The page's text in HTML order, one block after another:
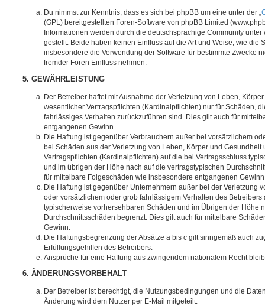
Du nimmst zur Kenntnis, dass es sich bei phpBB um eine unter der „
(GPL) bereitgestellten Foren-Software von phpBB Limited
Informationen werden durch die deutschsprachige Community
gestellt. Beide haben keinen Einfluss auf die Art und Weise, wie die
insbesondere die Verwendung der Software für bestimmte Zwecke
fremder Foren Einfluss nehmen.
5. GEWÄHRLEISTUNG
Der Betreiber haftet mit Ausnahme der Verletzung von Leben,
wesentlicher Vertragspflichten (Kardinalpflichten) nur für Schäden,
fahrlässiges Verhalten zurückzuführen sind. Dies gilt auch für
entgangenen Gewinn.
Die Haftung ist gegenüber Verbrauchern außer bei vorsätzlichem
bei Schäden aus der Verletzung von Leben, Körper und
Vertragspflichten (Kardinalpflichten) auf die bei Vertragsschluss
und im übrigen der Höhe nach auf die vertragstypischen
für mittelbare Folgeschäden wie insbesondere entgangenen
Die Haftung ist gegenüber Unternehmern außer bei der Verletzung
oder vorsätzlichem oder grob fahrlässigem Verhalten des Betreibers
typischerweise vorhersehbaren Schäden und im Übrigen der Höhe
Durchschnittsschäden begrenzt. Dies gilt auch für mittelbare
Gewinn.
Die Haftungsbegrenzung der Absätze a bis c gilt sinngemäß auch
Erfüllungsgehilfen des Betreibers.
Ansprüche für eine Haftung aus zwingendem nationalem Recht
6. ÄNDERUNGSVORBEHALT
Der Betreiber ist berechtigt, die Nutzungsbedingungen und die
Änderung wird dem Nutzer per E-Mail mitgeteilt.